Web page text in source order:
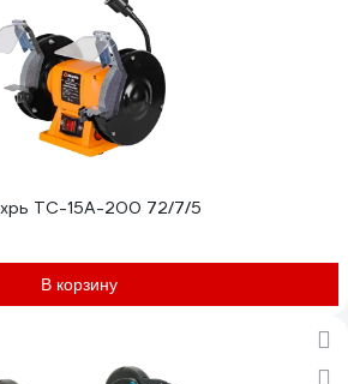
ТС-15А-200 72/7/5
В корзину